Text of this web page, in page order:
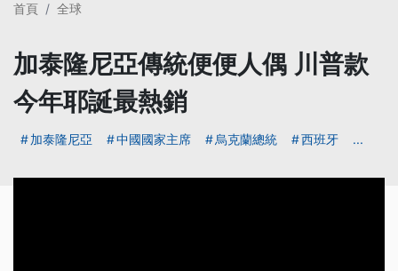
首頁 全球
加泰隆尼亞傳統便便人偶 川普款
今年耶誕最熱銷
加泰隆尼亞 中國國家主席 烏克蘭總統 西班牙 ...